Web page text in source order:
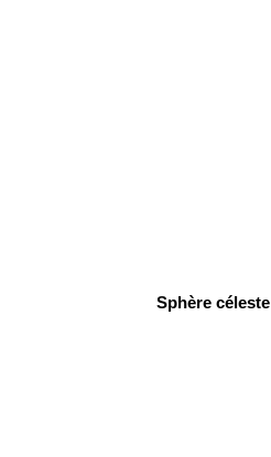
Sphère céleste